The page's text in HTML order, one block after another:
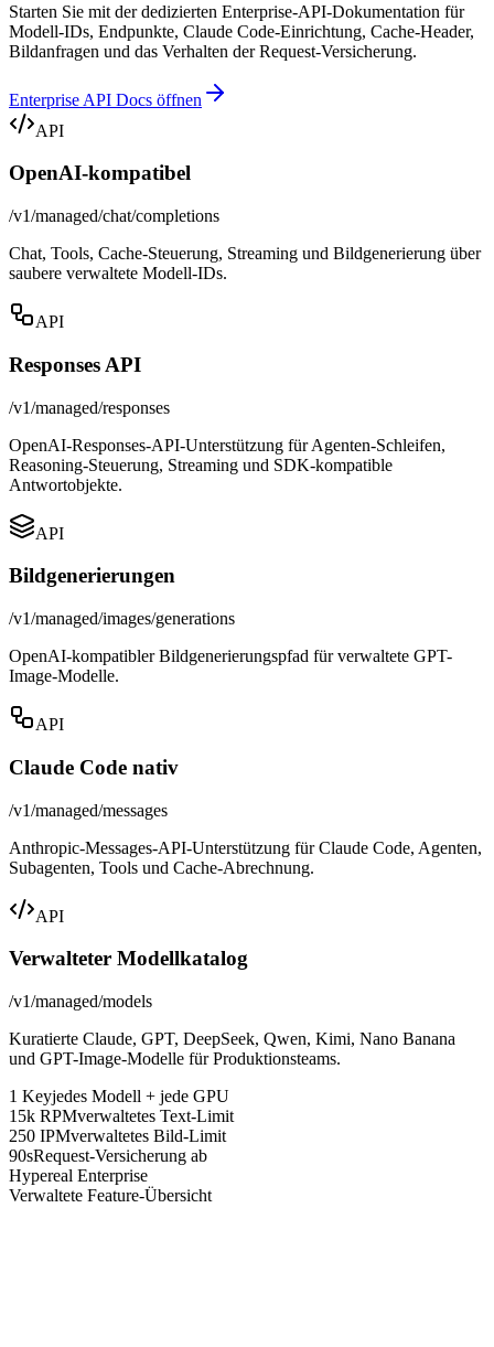
Starten Sie mit der dedizierten Enterprise-API-Dokumentation für
Modell-IDs, Endpunkte, Claude Code-Einrichtung, Cache-Header,
Bildanfragen und das Verhalten der Request-Versicherung.
Enterprise API Docs öffnen
API
OpenAI-kompatibel
/v1/managed/chat/completions
Chat, Tools, Cache-Steuerung, Streaming und Bildgenerierung über
saubere verwaltete Modell-IDs.
API
Responses API
/v1/managed/responses
OpenAI-Responses-API-Unterstützung für Agenten-Schleifen,
Reasoning-Steuerung, Streaming und SDK-kompatible
Antwortobjekte.
API
Bildgenerierungen
/v1/managed/images/generations
OpenAI-kompatibler Bildgenerierungspfad für verwaltete GPT-
Image-Modelle.
API
Claude Code nativ
/v1/managed/messages
Anthropic-Messages-API-Unterstützung für Claude Code, Agenten,
Subagenten, Tools und Cache-Abrechnung.
API
Verwalteter Modellkatalog
/v1/managed/models
Kuratierte Claude, GPT, DeepSeek, Qwen, Kimi, Nano Banana
und GPT-Image-Modelle für Produktionsteams.
1 Keyjedes Modell + jede GPU
15k RPMverwaltetes Text-Limit
250 IPMverwaltetes Bild-Limit
90sRequest-Versicherung ab
Hypereal Enterprise
Verwaltete Feature-Übersicht